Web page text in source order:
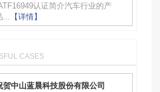
认证简介汽车行业的产
【详情】
CASES
贺中山蓝晨科技股份有限公司